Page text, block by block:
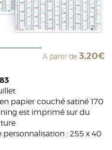
À partir de 3,20€
papier couché satiné 170
est imprimé sur du
: 255 x 40